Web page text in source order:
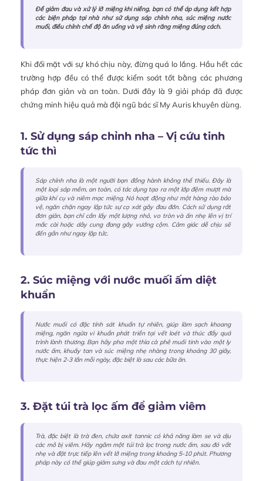
Để giảm đau và xử lý lở miệng khi niềng, bạn có thể áp dụng kết hợp
các biện pháp tại nhà như sử dụng sáp chỉnh nha, súc miệng nước
muối, điều chỉnh chế độ ăn uống và vệ sinh răng miệng đúng cách.
Khi đối mặt với sự khó chịu này, đừng quá lo lắng. Hầu hết các
trường hợp đều có thể được kiểm soát tốt bằng các phương
pháp đơn giản và an toàn. Dưới đây là 9 giải pháp đã được
chứng minh hiệu quả mà đội ngũ bác sĩ My Auris khuyên dùng.
1. Sử dụng sáp chỉnh nha – Vị cứu tinh
tức thì
Sáp chỉnh nha là một người bạn đồng hành không thể thiếu. Đây là
một loại sáp mềm, an toàn, có tác dụng tạo ra một lớp đệm mượt mà
giữa khí cụ và niêm mạc miệng. Nó hoạt động như một hàng rào bảo
vệ, ngăn chặn ngay lập tức sự cọ xát gây đau đớn. Cách sử dụng rất
đơn giản, bạn chỉ cần lấy một lượng nhỏ, vo tròn và ấn nhẹ lên vị trí
mắc cài hoặc dây cung đang gây vướng cộm. Cảm giác dễ chịu sẽ
đến gần như ngay lập tức.
2. Súc miệng với nước muối ấm diệt
khuẩn
Nước muối có đặc tính sát khuẩn tự nhiên, giúp làm sạch khoang
miệng, ngăn ngừa vi khuẩn phát triển tại vết loét và thúc đẩy quá
trình lành thương. Bạn hãy pha một thìa cà phê muối tinh vào một ly
nước ấm, khuấy tan và súc miệng nhẹ nhàng trong khoảng 30 giây,
thực hiện 2-3 lần mỗi ngày, đặc biệt là sau các bữa ăn.
3. Đặt túi trà lọc ấm để giảm viêm
Trà, đặc biệt là trà đen, chứa axit tannic có khả năng làm se và dịu
các mô bị viêm. Hãy ngâm một túi trà lọc trong nước ấm, sau đó vắt
nhẹ và đặt trực tiếp lên vết lở miệng trong khoảng 5-10 phút. Phương
pháp này có thể giúp giảm sưng và đau một cách tự nhiên.